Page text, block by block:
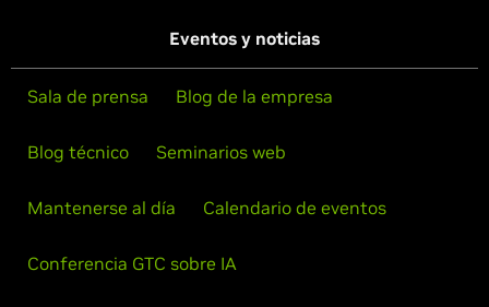
Eventos y noticias
Sala de prensa Blog de la empresa
Blog técnico Seminarios web
Mantenerse al día Calendario de eventos
Conferencia GTC sobre IA